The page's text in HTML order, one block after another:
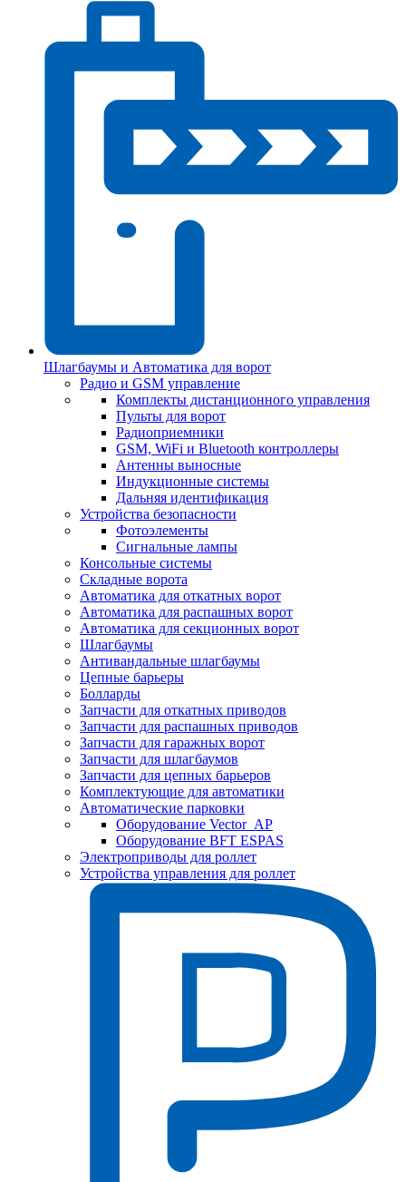
Шлагбаумы и Автоматика для ворот
Радио и GSM управление
Комплекты дистанционного управления
Пульты для ворот
Радиоприемники
GSM, WiFi и Bluetooth контроллеры
Антенны выносные
Индукционные системы
Дальняя идентификация
Устройства безопасности
Фотоэлементы
Сигнальные лампы
Консольные системы
Складные ворота
Автоматика для откатных ворот
Автоматика для распашных ворот
Автоматика для секционных ворот
Шлагбаумы
Антивандальные шлагбаумы
Цепные барьеры
Болларды
Запчасти для откатных приводов
Запчасти для распашных приводов
Запчасти для гаражных ворот
Запчасти для шлагбаумов
Запчасти для цепных барьеров
Комплектующие для автоматики
Автоматические парковки
Оборудование Vector_AP
Оборудование BFT ESPAS
Электроприводы для роллет
Устройства управления для роллет